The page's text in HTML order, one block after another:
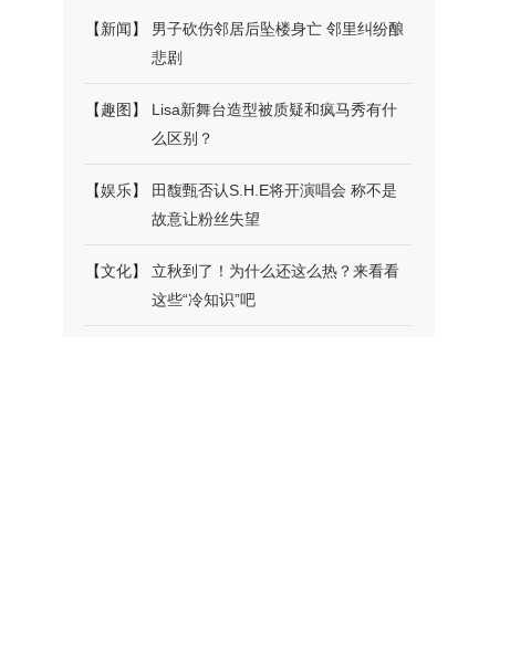
【新闻】
男子砍伤邻居后坠楼身亡 邻里纠纷酿
悲剧
【趣图 】
Lisa新舞台造型被质疑和疯马秀有什
么区别？
【娱乐】
田馥甄否认S.H.E将开演唱会 称不是
故意让粉丝失望
【文化】
立秋到了！为什么还这么热？来看看
这些“冷知识”吧